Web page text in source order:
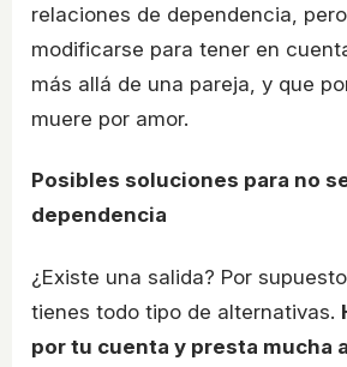
relaciones de dependencia,
modificarse para tener en
más allá de una pareja, y que
muere por amor.
Posibles soluciones para no
dependencia
¿Existe una salida? Por
tienes todo tipo de alternativas.
por tu cuenta y presta mucha